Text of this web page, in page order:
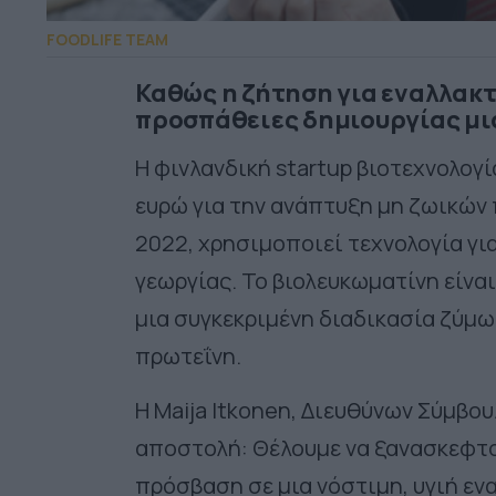
FOODLIFE TEAM
Καθώς η ζήτηση για
προσπάθειες δημιουργίας
Η φινλανδική startup
ευρώ για την ανάπτυξη μη
2022, χρησιμοποιεί τεχνολογία
γεωργίας. Το βιολευκωματίνη
μια συγκεκριμένη διαδικασία
πρωτεΐνη.
Η Maija Itkonen, Διευθύνων
αποστολή: Θέλουμε να
πρόσβαση σε μια νόστιμη, υγιή